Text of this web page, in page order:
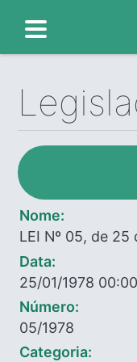
Nome:
LEI Nº 05, de 25
Data:
25/01/1978
Número:
05/1978
Categoria: